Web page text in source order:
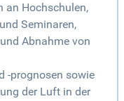
an Hochschulen,
Seminaren,
Abnahme von
-prognosen sowie
der Luft in der